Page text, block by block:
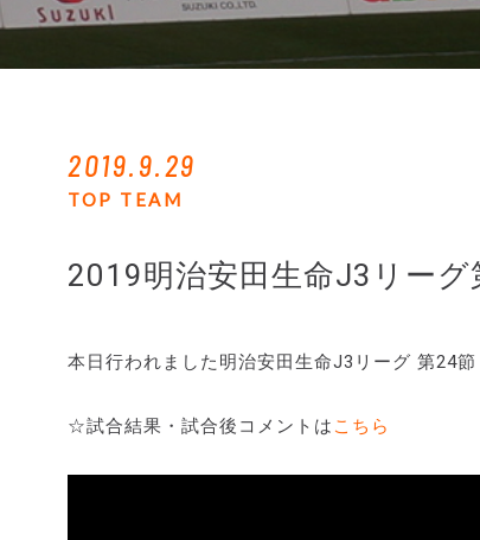
2019.9.29
TOP TEAM
2019明治安田生命J3リーグ
本日行われました明治安田生命J3リーグ 第24
☆試合結果・試合後コメントは こちら